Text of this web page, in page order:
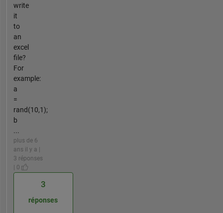
write
it
to
an
excel
file?
For
example:
a
=
rand(10,1);
b
...
plus de 6
ans il y a |
3 réponses
| 0
3
réponses